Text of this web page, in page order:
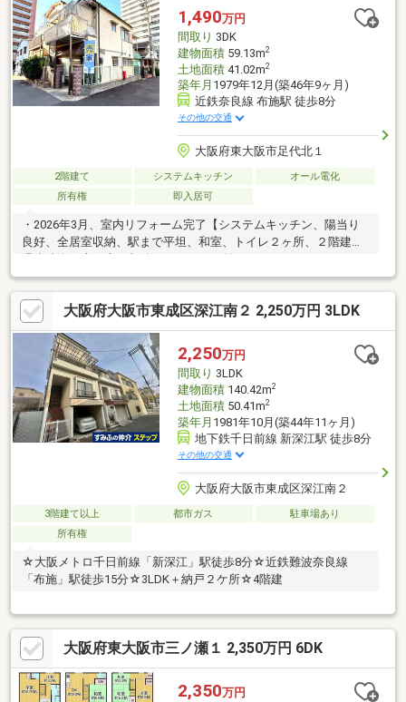
株式会社ジノベーションへ◆◆◆住まい探しはもちろん相続相談
などもお任せください!!06-4309-8878までお問い合わせお待ちして
おります。
1,490万円
間取り 3DK
建物面積59.13m2
土地面積41.02m2
築年月 1979年12月(築46年9ヶ月)
近鉄奈良線 布施駅 徒歩8分
その他の交通
大阪府東大阪市足代北１
2階建て システムキッチン
オール電化
所有権
即入居可
・2026年3月、室内リフォーム完了【システムキッチン、陽当り
良好、全居室収納、駅まで平坦、和室、トイレ２ヶ所、２階建、
キングヒーター、平坦地、オール電化】
大阪府大阪市東成区深江南２ 2,250万円 3LDK
2,250万円
間取り 3LDK
建物面積140.42m2
土地面積50.41m2
築年月 1981年10月(築44年11ヶ月)
地下鉄千日前線 新深江駅 徒歩8分
その他の交通
大阪府大阪市東成区深江南２
3階建て以上 都市ガス
駐車場あり
所有権
☆大阪メトロ千日前線「新深江」駅徒歩8分☆近鉄難波奈良線
「布施」駅徒歩15分☆3LDK＋納戸２ケ所☆4階建
大阪府東大阪市三ノ瀬１ 2,350万円 6DK
2,350万円